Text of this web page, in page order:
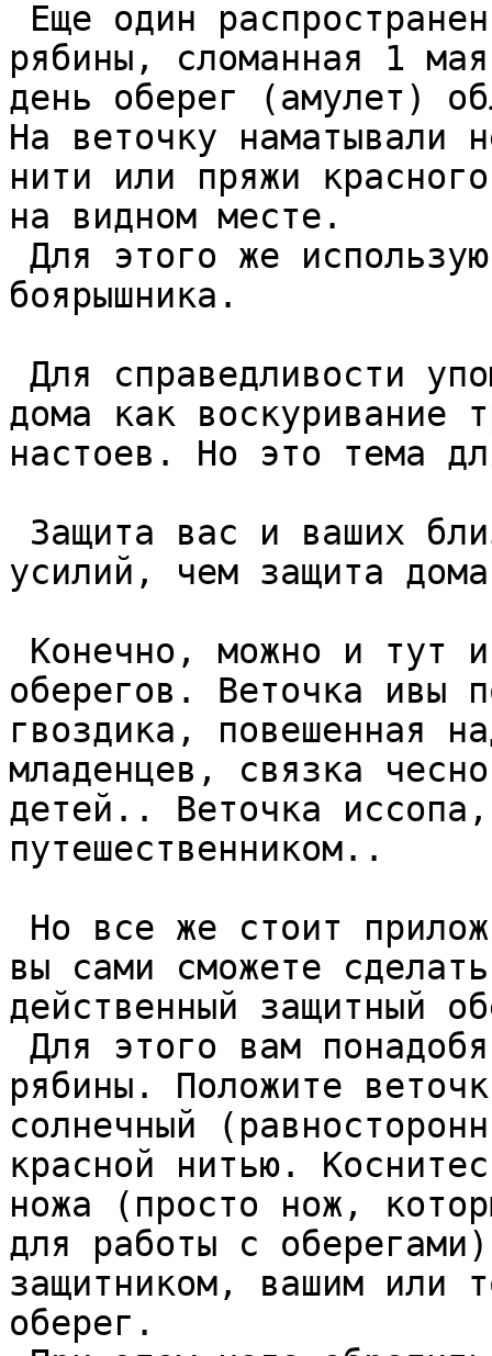
рябины, сломанная 1
день оберег (амулет)
На веточку наматывали
нити или пряжи
на видном месте.
боярышника.
дома как воскуривание
настоев. Но это тема
усилий, чем защита
оберегов. Веточка ивы
гвоздика, повешенная
младенцев, связка
детей.. Веточка
путешественником..
вы сами сможете
действенный защитный
рябины. Положите
солнечный
красной нитью.
ножа (просто нож,
для работы с
защитником, вашим или
оберег.